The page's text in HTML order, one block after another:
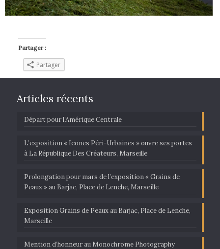
Partager :
Partager
Articles récents
Départ pour l’Amérique Centrale
L’exposition « Icones Péri-Urbaines » ouvre ses portes
à La République Des Créateurs, Marseille
Prolongation pour mars de l’exposition « Grains de
Peaux » au Barjac, Place de Lenche, Marseille
Exposition Grains de Peaux au Barjac, Place de Lenche,
Marseille
Mention d’honneur au Monochrome Photography